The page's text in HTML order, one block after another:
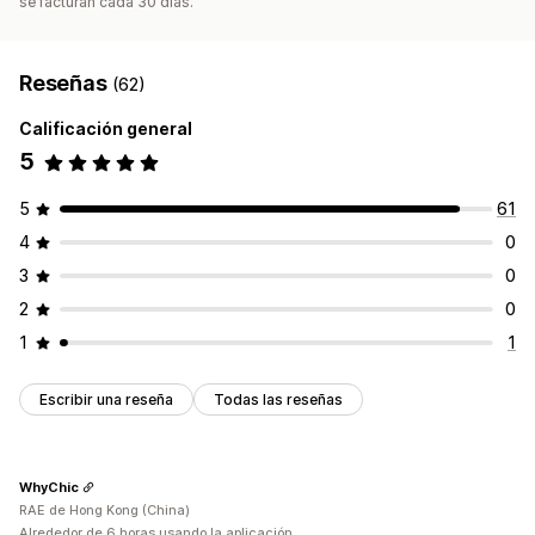
Reseñas (62)
Calificación general
5
5
61
4
0
3
0
2
0
1
1
Escribir una reseña Todas las reseñas
WhyChic
RAE de Hong Kong (China)